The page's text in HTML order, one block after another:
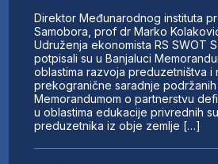
Direktor Međunarodnog instituta
Samobora, prof dr Marko
Udruženja ekonomista RS SWOT
potpisali su u Banjaluci
oblastima razvoja preduzetništva i
prekogranične saradnje podržanih
Memorandumom o partnerstvu
u oblastima edukacije privrednih
preduzetnika iz obje zemlje […]